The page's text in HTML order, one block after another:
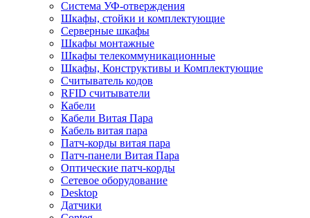
Cистема УФ-отверждения
Шкафы, стойки и комплектующие
Серверные шкафы
Шкафы монтажные
Шкафы телекоммуникационные
Шкафы, Конструктивы и Комплектующие
Считыватель кодов
RFID считыватели
Кабели
Кабели Витая Пара
Кабель витая пара
Патч-корды витая пара
Патч-панели Витая Пара
Оптические патч-корды
Сетевое оборудование
Desktop
Датчики